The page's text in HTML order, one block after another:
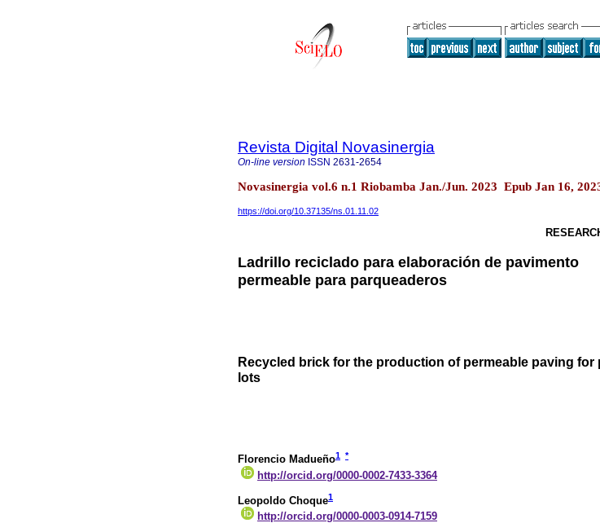
Revista Digital Novasinergia
On-line version ISSN 2631-2654
Novasinergia vol.6 n.1 Riobamba Jan./Jun. 2023 Epub Jan 16,
https://doi.org/10.37135/ns.01.11.02
Ladrillo reciclado para elaboración de pavimento
permeable para parqueaderos
Recycled brick for the production of permeable paving for
lots
Florencio Madueño1 *
http://orcid.org/0000-0002-7433-3364
Leopoldo Choque1
http://orcid.org/0000-0003-0914-7159